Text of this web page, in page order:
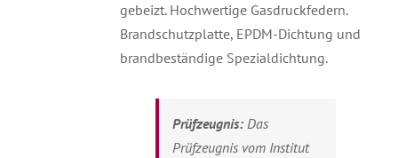
gebeizt. Hochwertige Gasdruckfedern.
Brandschutzplatte, EPDM-Dichtung und
brandbeständige Spezialdichtung.
Prüfzeugnis: Das
Prüfzeugnis vom Institut